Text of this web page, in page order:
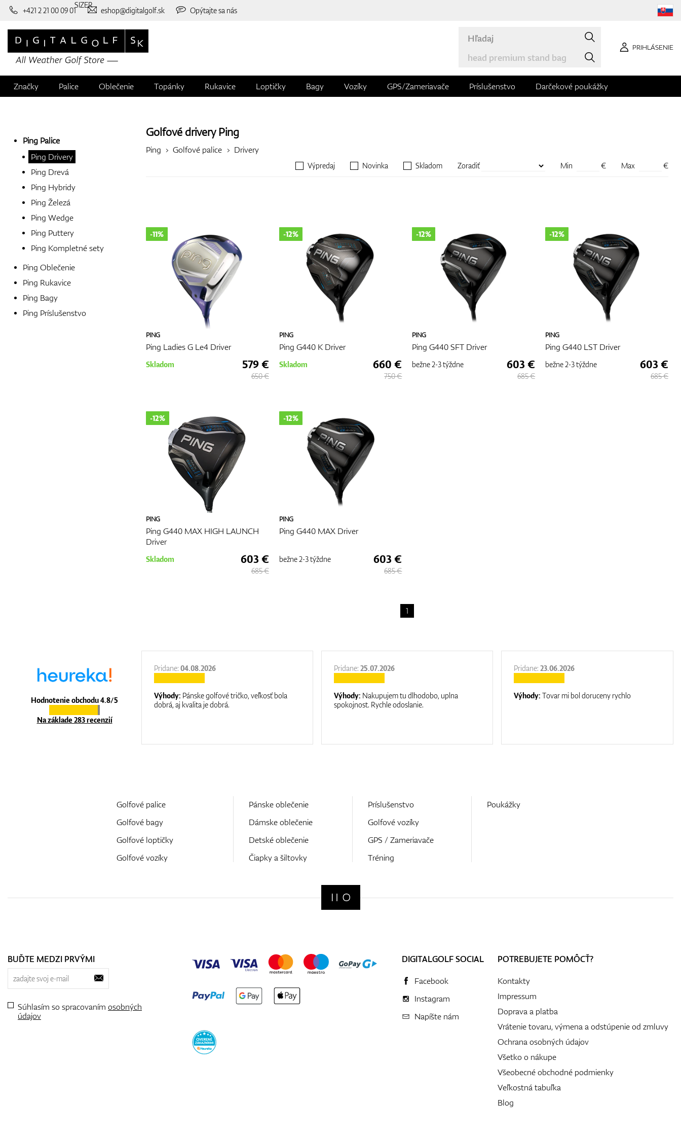
+421 2 21 00 09 01 eshop@digitalgolf.sk Opýtajte sa nás
PRIHLÁSENIE
Značky Palice Oblečenie Topánky Rukavice Loptičky Bagy Vozíky GPS/Zameriavače Príslušenstvo Darčekové poukážky
Ping Palice
Ping Drivery
Ping Drevá
Ping Hybridy
Ping Železá
Ping Wedge
Ping Puttery
Ping Kompletné sety
Ping Oblečenie
Ping Rukavice
Ping Bagy
Ping Príslušenstvo
Golfové driveryPing
Ping Golfové palice Drivery
Výpredaj Novinka Skladom Zoradiť Min € Max €
PING
Ping Ladies G Le4 Driver
-11%
Skladom 579 €
650 €
PING
Ping G440 K Driver
-12%
Skladom 660 €
750 €
PING
Ping G440 SFT Driver
-12%
bežne2-3 týždne 603 €
685 €
PING
Ping G440 LST Driver
-12%
bežne2-3 týždne 603 €
685 €
PING
Ping G440 MAX HIGH LAUNCH
Driver
-12%
Skladom 603 €
685 €
PING
Ping G440 MAX Driver
-12%
bežne2-3 týždne 603 €
685 €
1
Hodnotenie obchodu 4.8/5
Na základe 283 recenzií
It is a great shop where they help you
Pridane:04.08.2026
Výhody: Pánske golfové tričko, veľkosť bola
dobrá, aj kvalita je dobrá.
Pridane:25.07.2026
Výhody: Nakupujem tu dlhodobo, uplna
spokojnost. Rychle odoslanie.
Pridane:23.06.2026
Výhody:Tovar mi bol doruceny rychlo
Golfové palice
Golfové bagy
Golfové loptičky
Golfové vozíky
Pánske oblečenie
Dámske oblečenie
Detské oblečenie
Čiapky a šiltovky
Príslušenstvo
Golfové vozíky
GPS / Zameriavače
Tréning
Poukážky
BUĎTE MEDZI PRVÝMI
Súhlasím so spracovaním osobných
údajov
DIGITALGOLF SOCIAL
Facebook
Instagram
Napíšte nám
POTREBUJETE POMÔCŤ?
Kontakty
Impressum
Doprava a platba
Vrátenie tovaru, výmena a odstúpenie od zmluvy
Ochrana osobných údajov
Všetko o nákupe
Všeobecné obchodné podmienky
Veľkostná tabuľka
Blog
SIZER